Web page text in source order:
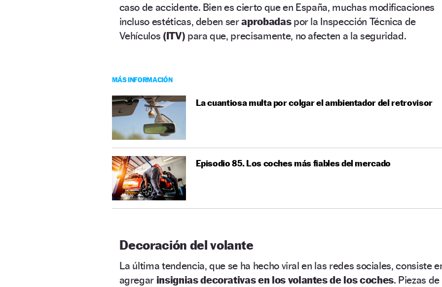
caso de accidente. Bien es cierto que en España, muchas modificaciones
incluso estéticas, deben seraprobadaspor la Inspección Técnica de
Vehículos (ITV) para que, precisamente, no afecten a la seguridad.
MÁS INFORMACIÓN
La cuantiosa multa por colgar el ambientador del retrovisor
Episodio 85. Los coches más fiables del mercado
Decoración del volante
La última tendencia, que se ha hecho viral en las redes sociales, consiste
agregar insignias decorativas en los volantes de los coches. Piezas de